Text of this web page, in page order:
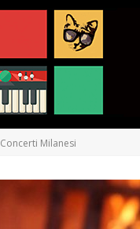
Concerti Milanesi